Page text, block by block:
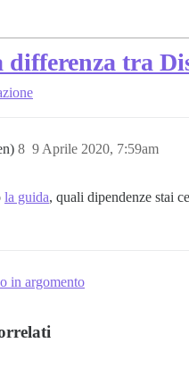
differenza tra
9 Aprile 2020, 7:59am
8
la guida, quali dipendenze stai
in argomento